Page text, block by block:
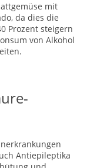
mit
da dies die
Prozent steigern
von Alkohol
Antiepileptika